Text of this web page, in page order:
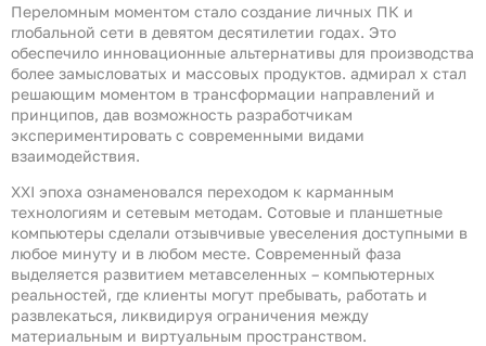
Переломным моментом стало создание личных ПК и
глобальной сети в девятом десятилетии годах. Это
обеспечило инновационные альтернативы для производства
более замысловатых и массовых продуктов. адмирал х стал
решающим моментом в трансформации направлений и
принципов, дав возможность разработчикам
экспериментировать с современными видами
взаимодействия.
XXI эпоха ознаменовался переходом к карманным
технологиям и сетевым методам. Сотовые и планшетные
компьютеры сделали отзывчивые увеселения доступными в
любое минуту и в любом месте. Современный фаза
выделяется развитием метавселенных – компьютерных
реальностей, где клиенты могут пребывать, работать и
развлекаться, ликвидируя ограничения между
материальным и виртуальным пространством.